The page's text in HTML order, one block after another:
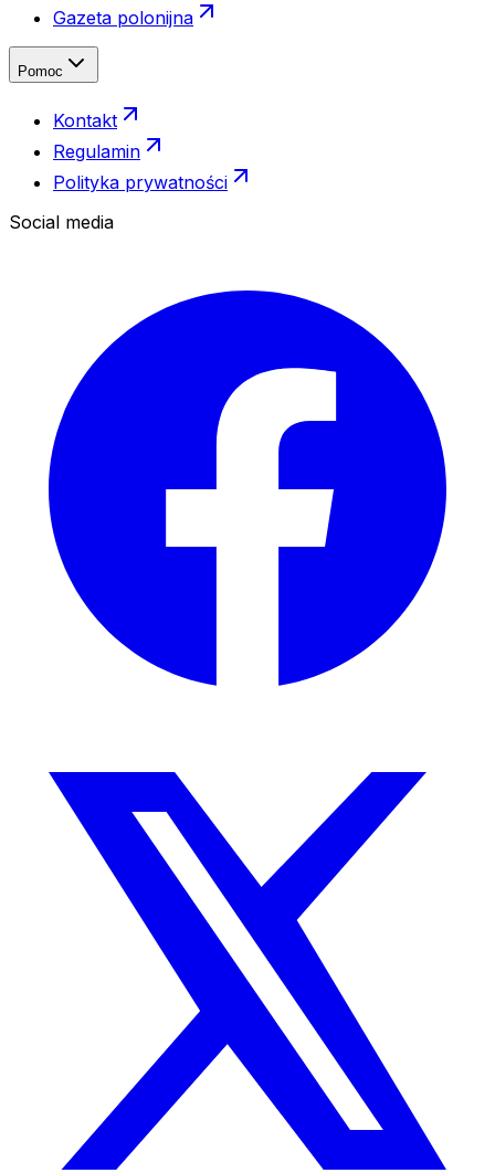
Gazeta polonijna
Pomoc
Kontakt
Regulamin
Polityka prywatności
Social media